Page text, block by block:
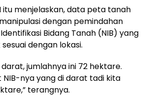
itu menjelaskan, data peta tanah
dengan pemindahan
Bidang Tanah (NIB) yang
dengan lokasi.
darat, jumlahnya ini 72 hektare.
NIB-nya yang di darat tadi kita
terangnya.